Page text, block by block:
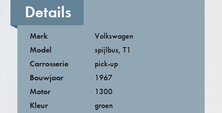
Details
Merk
Volkswagen
Model
spijlbus,T1
Carrosserie
pick-up
Bouwjaar
1967
Motor
1300
Kleur
groen